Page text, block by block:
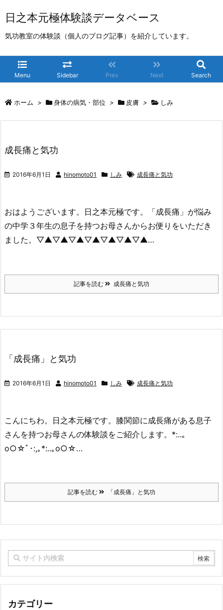
日之本元極体験談データベース
気功教室の体験談（個人のブログ記事）を紹介しています。
Menu Sidebar Prev Next Search
ホーム > 身体の病気・部位 > 皮膚 > しみ
成長痛と気功
2016年6月1日 hinomoto01 しみ 成長痛と気功
おはようございます。日之本元極です。「成長痛」が悩み
の中学３年生の息子を持つお母さんからお便りをいただき
ました。▽▲▽▲▽▲▽▲▽▲▽▲▽▲…
記事を読む 成長痛と気功
「成長痛」と気功
2016年6月1日 hinomoto01 しみ 成長痛と気功
こんにちわ。日之本元極です。膝関節に成長痛がある息子
さんを持つお母さんの体験談をご紹介します。*:..｡
o○☆ﾟ･:,｡*:..｡o○☆…
記事を読む 「成長痛」と気功
カテゴリー